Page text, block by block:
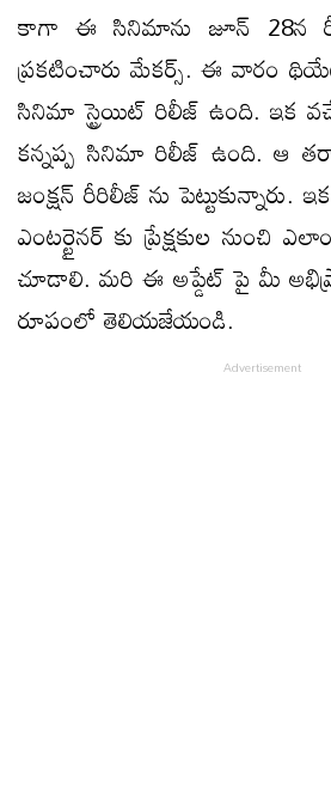
కాగా ఈ సినిమాను జూన్ 28న
ప్రకటించారు మేకర్స్. ఈ వారం
సినిమా స్ట్రెయిట్ రిలీజ్ ఉంది. ఇక
కన్నప్ప సినిమా రిలీజ్ ఉంది. ఆ
జంక్షన్ రీరిలీజ్ ను
ఎంటర్టైనర్ కు ప్రేక్షకుల నుంచి
చూడాలి. మరి ఈ అప్డేట్ పై మీ
రూపంలో తెలియజేయండి.